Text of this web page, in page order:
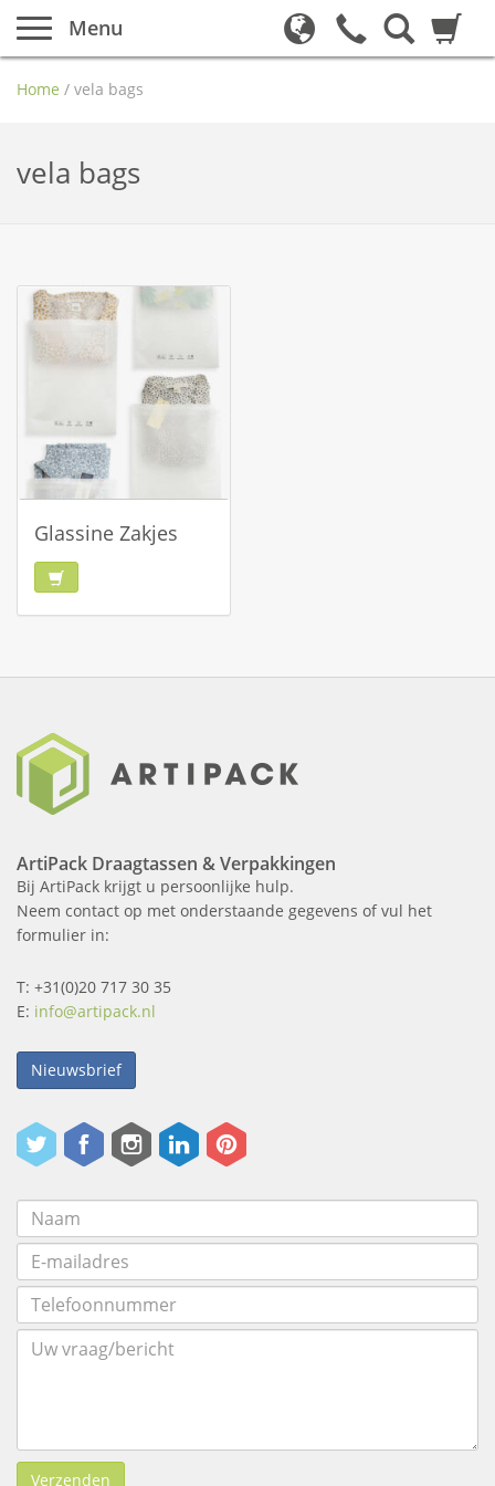
Menu
Home / vela bags
vela bags
Glassine Zakjes
ArtiPack Draagtassen & Verpakkingen
Bij ArtiPack krijgt u persoonlijke hulp.
Neem contact op met onderstaande gegevens of vul het
formulier in:
T: +31(0)20 717 30 35
E: info@artipack.nl
Nieuwsbrief
Verzenden